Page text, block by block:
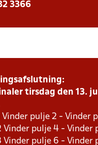
3366
tirsdag den 13.
Vinder pulje 2 - Vinder
Vinder pulje 4 - Vinder
Vinder pulje 6 - Vinder